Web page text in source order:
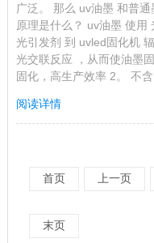
广泛。 那么 uv油墨 和普
原理是什么？ uv油墨 使用
光引发剂 到 uvled固化机
光交联反应 ，从而使油墨
固化，高生产效率 2。 不
阅读详情
首页 上一页
末页